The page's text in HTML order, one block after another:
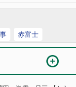
赤富士